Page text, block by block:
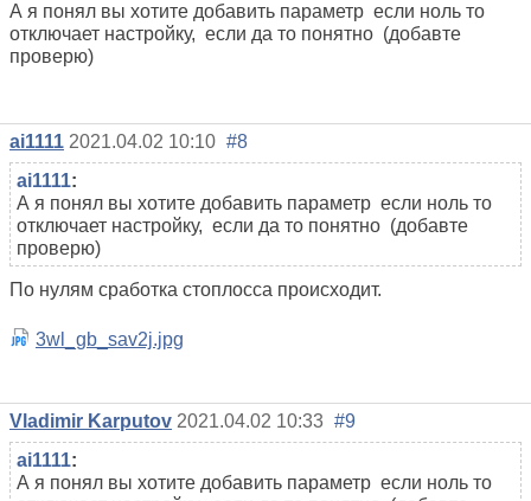
А я понял вы хотите добавить параметр если ноль то
отключает настройку, если да то понятно (добавте
проверю)
ai1111 2021.04.02 10:10 #8
ai1111:
А я понял вы хотите добавить параметр если ноль то
отключает настройку, если да то понятно (добавте
проверю)
По нулям сработка стоплосса происходит.
3wl_gb_sav2j.jpg
Vladimir Karputov 2021.04.02 10:33 #9
ai1111:
А я понял вы хотите добавить параметр если ноль то